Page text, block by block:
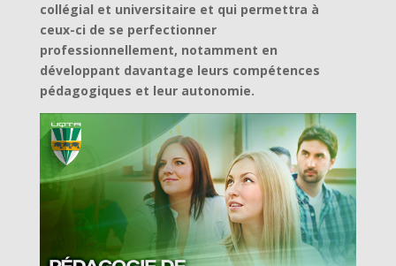
collégial et universitaire et qui permettra à
ceux-ci de se perfectionner
professionnellement, notamment en
développant davantage leurs compétences
pédagogiques et leur autonomie.